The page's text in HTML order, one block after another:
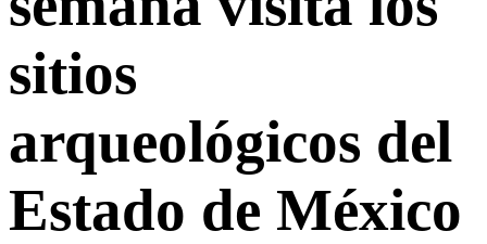
sitios
arqueológicos del
Estado de México